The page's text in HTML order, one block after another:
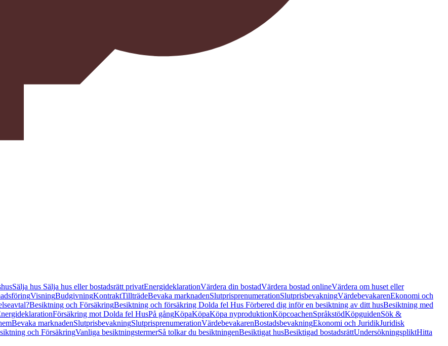
Sälja hus Sälja hus eller bostadsrätt privatEnergideklarationVärdera din bostadVärdera bostad onlineVärdera om huset eller
VisningBudgivningKontraktTillträdeBevaka marknadenSlutprisprenumerationSlutprisbevakningVärdebevakarenEkonomi och
Besiktning och FörsäkringBesiktning och försäkring Dolda fel Hus Förbered dig inför en besiktning av ditt husBesiktning med
Försäkring mot Dolda fel HusPå gångKöpaKöpaKöpa nyproduktionKöpcoachenSpråkstödKöpguidenSök &
Bevaka marknadenSlutprisbevakningSlutprisprenumerationVärdebevakarenBostadsbevakningEkonomi och JuridikJuridisk
och FörsäkringVanliga besiktningstermerSå tolkar du besiktningenBesiktigat husBesiktigad bostadsrättUndersökningspliktHitta